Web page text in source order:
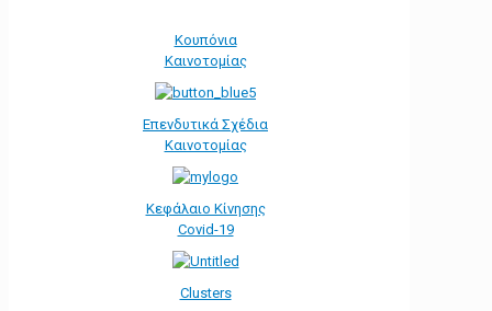
Κουπόνια
Καινοτομίας
Επενδυτικά Σχέδια
Καινοτομίας
Κεφάλαιο Κίνησης
Covid-19
Clusters